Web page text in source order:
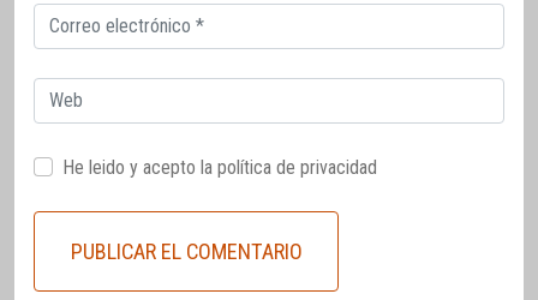
Correo
electrónico
Web
He leido y acepto la política de privacidad